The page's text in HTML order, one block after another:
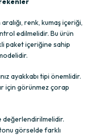
renk, kumaş içeriği,
edilmelidir. Bu ürün
paket içeriğine sahip
ayakkabı tipi önemlidir.
için görünmez çorap
değerlendirilmelidir.
görselde farklı